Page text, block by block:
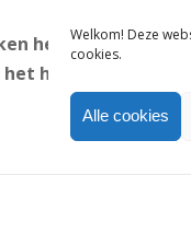
Welkom! Deze
cookies.
Alle cookies
het afgelopen
hele team van